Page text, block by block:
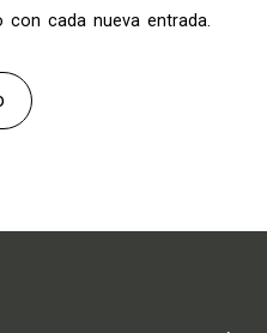
cada nueva entrada.